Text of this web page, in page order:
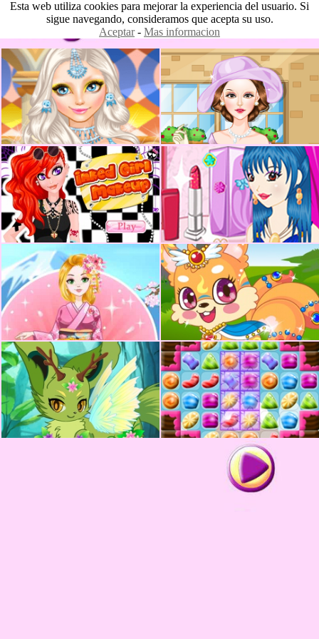
Esta web utiliza cookies para mejorar la experiencia del usuario. Si
sigue navegando, consideramos que acepta su uso.
Aceptar- Mas informacion